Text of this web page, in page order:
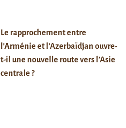
Le rapprochement entre
l’Arménie et l’Azerbaïdjan ouvre-
t-il une nouvelle route vers l’Asie
centrale ?